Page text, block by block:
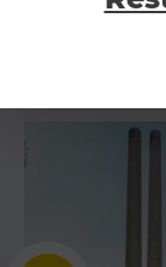
Malý svět
Gong
HopJump